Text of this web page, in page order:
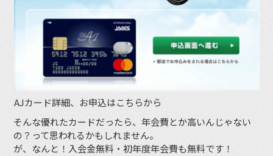
AJカード詳細、お申込はこちらから
そんな優れたカードだったら、年会費とか高いんじゃない
の？って思われるかもしれません。
が、なんと！入会金無料・初年度年会費も無料です！